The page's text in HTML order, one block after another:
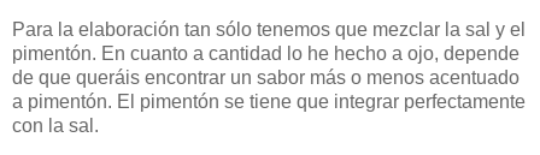
Para la elaboración tan sólo tenemos que mezclar la sal y el
pimentón. En cuanto a cantidad lo he hecho a ojo, depende
de que queráis encontrar un sabor más o menos acentuado
a pimentón. El pimentón se tiene que integrar perfectamente
con la sal.